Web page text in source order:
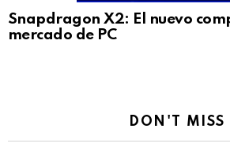
Snapdragon X2: El nuevo
mercado de PC
DON'T MISS